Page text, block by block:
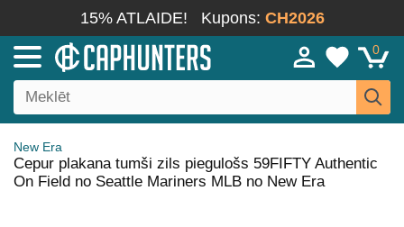
15% ATLAIDE! Kupons: CH2026
0
New Era
Cepur plakana tumši zils piegulošs 59FIFTY Authentic
On Field no Seattle Mariners MLB no New Era